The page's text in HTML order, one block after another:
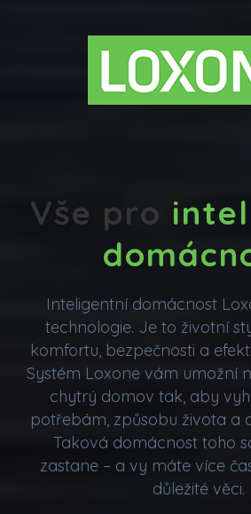
​Vše pro
Inteligentní domácnost
technologie. Je to životní
komfortu, bezpečnosti a
Systém Loxone vám umožní
chytrý domov tak, aby
potřebám, způsobu života a
Taková domácnost toho
zastane – a vy máte více
důležité věci.